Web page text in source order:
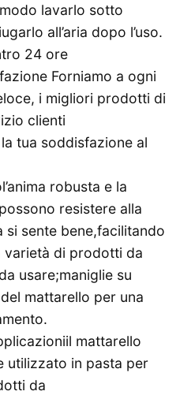
lavarlo sotto
all’aria dopo l’uso.
24 ore
Forniamo a ogni
i migliori prodotti di
clienti
tua soddisfazione al
robusta e la
resistere alla
si sente bene,facilitando
varietà di prodotti da
usare;maniglie su
mattarello per una
mattarello
utilizzato in pasta per
da